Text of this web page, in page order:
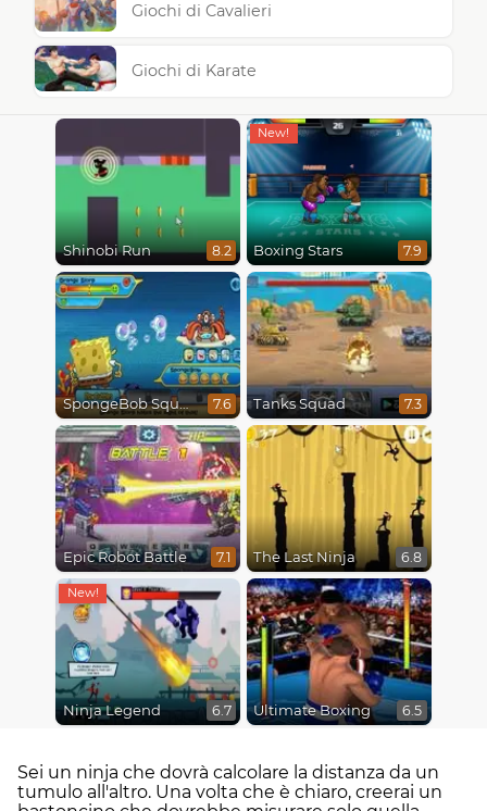
Giochi di Cavalieri
Giochi di Karate
Shinobi Run 8.2 Boxing Stars 7.9
SpongeBob SquarePants : Monster Island Adventures 7.6 Tanks Squad 7.3
Epic Robot Battle 7.1 The Last Ninja 6.8
Ninja Legend 6.7 Ultimate Boxing 6.5
Sei un ninja che dovrà calcolare la distanza da un
tumulo all'altro. Una volta che è chiaro, creerai un